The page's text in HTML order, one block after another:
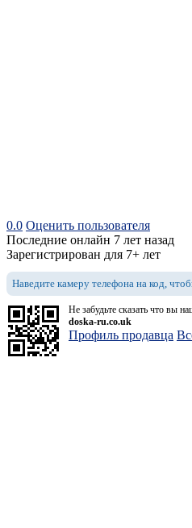
0.0 Оценить пользователя
Последние онлайн 7 лет назад
Зарегистрирован для 7+ лет
Наведите камеру телефона на код,
Не забудьте сказать что вы
doska-ru.co.uk
Профиль продавца